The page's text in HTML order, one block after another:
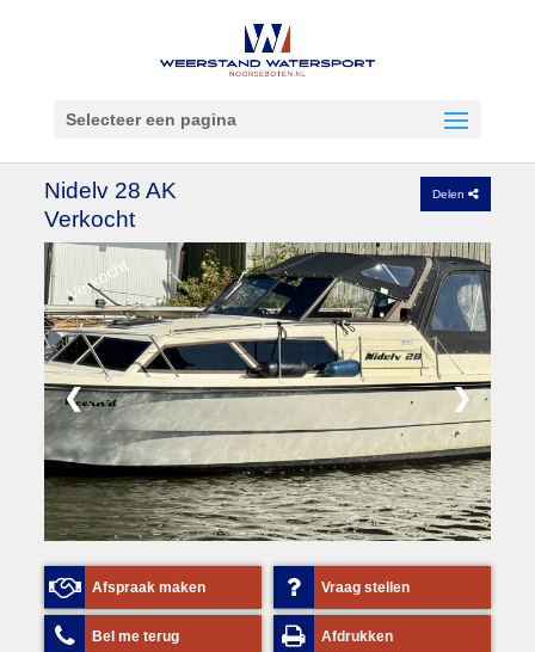
Selecteer een pagina
Nidelv 28 AK Delen
Verkocht
Verkocht
❮ ❯
Afspraak maken Vraag stellen
Bel me terug Afdrukken